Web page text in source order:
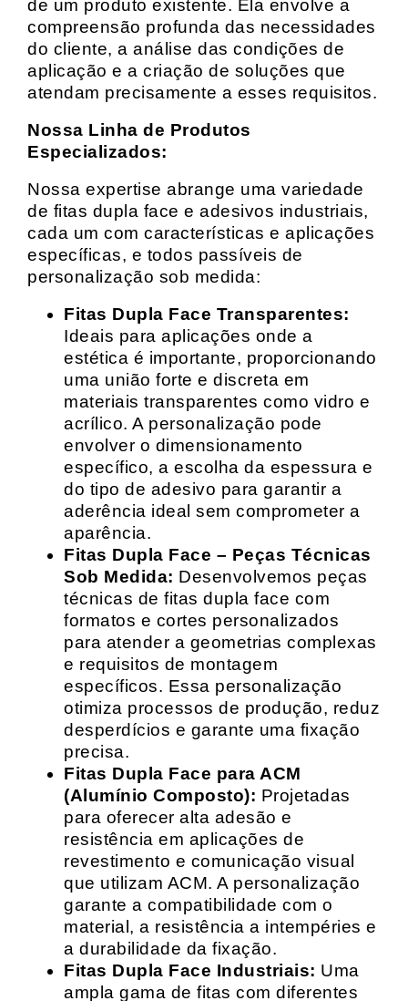
de um produto existente. Ela envolve a
compreensão profunda das necessidades
do cliente, a análise das condições de
aplicação e a criação de soluções que
atendam precisamente a esses requisitos.
Nossa Linha de Produtos
Especializados:
Nossa expertise abrange uma variedade
de fitas dupla face e adesivos industriais,
cada um com características e aplicações
específicas, e todos passíveis de
personalização sob medida:
Fitas Dupla Face Transparentes:
Ideais para aplicações onde a
estética é importante, proporcionando
uma união forte e discreta em
materiais transparentes como vidro e
acrílico. A personalização pode
envolver o dimensionamento
específico, a escolha da espessura e
do tipo de adesivo para garantir a
aderência ideal sem comprometer a
aparência.
Fitas Dupla Face – Peças Técnicas
Sob Medida: Desenvolvemos peças
técnicas de fitas dupla face com
formatos e cortes personalizados
para atender a geometrias complexas
e requisitos de montagem
específicos. Essa personalização
otimiza processos de produção, reduz
desperdícios e garante uma fixação
precisa.
Fitas Dupla Face para ACM
(Alumínio Composto): Projetadas
para oferecer alta adesão e
resistência em aplicações de
revestimento e comunicação visual
que utilizam ACM. A personalização
garante a compatibilidade com o
material, a resistência a intempéries e
a durabilidade da fixação.
Fitas Dupla Face Industriais: Uma
ampla gama de fitas com diferentes